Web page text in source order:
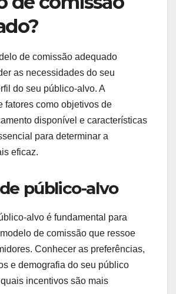
o
de comissão
de comissão adequado
do seu público-alvo. A
fatores como objetivos de
disponível e características
para determinar a
eficaz.
público-alvo